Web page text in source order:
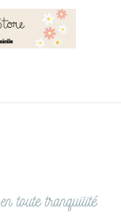
toute tranquilité